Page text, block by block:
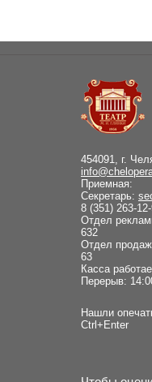
454091, г.
Приемная:
Секретарь:
8 (351) 263-
Отдел
632
Отдел
63
Касса
Перерыв:
Нашли
Ctrl+Enter